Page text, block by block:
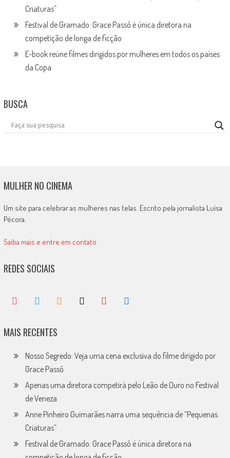
Criaturas”
Festival de Gramado: Grace Passô é única diretora na
competição de longa de ficção
E-book reúne filmes dirigidos por mulheres em todos os países
da Copa
BUSCA
MULHER NO CINEMA
Um site para celebrar as mulheres nas telas. Escrito pela jornalista Luísa
Pécora.
Saiba mais e entre em contato
REDES SOCIAIS
MAIS RECENTES
Nosso Segredo: Veja uma cena exclusiva do filme dirigido por
Grace Passô
Apenas uma diretora competirá pelo Leão de Ouro no Festival
de Veneza
Anne Pinheiro Guimarães narra uma sequência de “Pequenas
Criaturas”
Festival de Gramado: Grace Passô é única diretora na